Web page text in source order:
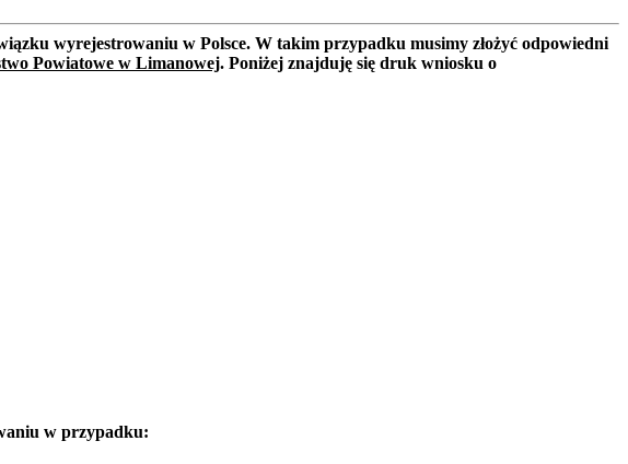
wyrejestrowaniu w Polsce. W takim przypadku musimy złożyć odpowiedni
Powiatowe w Limanowej. Poniżej znajduję się druk wniosku o
w przypadku: